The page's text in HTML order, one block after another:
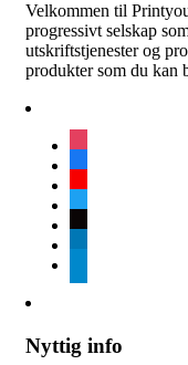
Velkommen til
progressivt selskap
utskriftstjenester og
produkter som du kan
Nyttig info